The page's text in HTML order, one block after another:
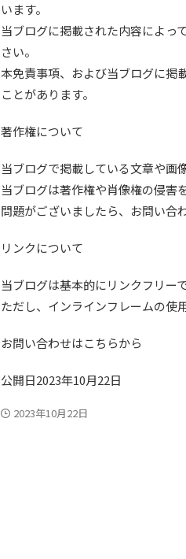
います。
当ブログに掲載された内容によっ
さい。
本免責事項、および当ブログに掲
ことがあります。
著作権について
当ブログで掲載している文章や画
当ブログは著作権や肖像権の侵害
問題がございましたら、お問い合
リンクについて
当ブログは基本的にリンクフリー
ただし、インラインフレームの使
お問い合わせはこちらから
公開日2023年10月22日
2023年10月22日